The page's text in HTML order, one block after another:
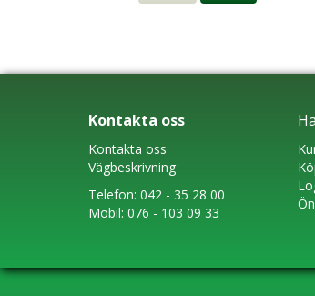
Kontakta oss
Kontakta oss
Vägbeskrivning
Telefon: 042 - 35 28 00
Mobil: 076 - 103 09 33